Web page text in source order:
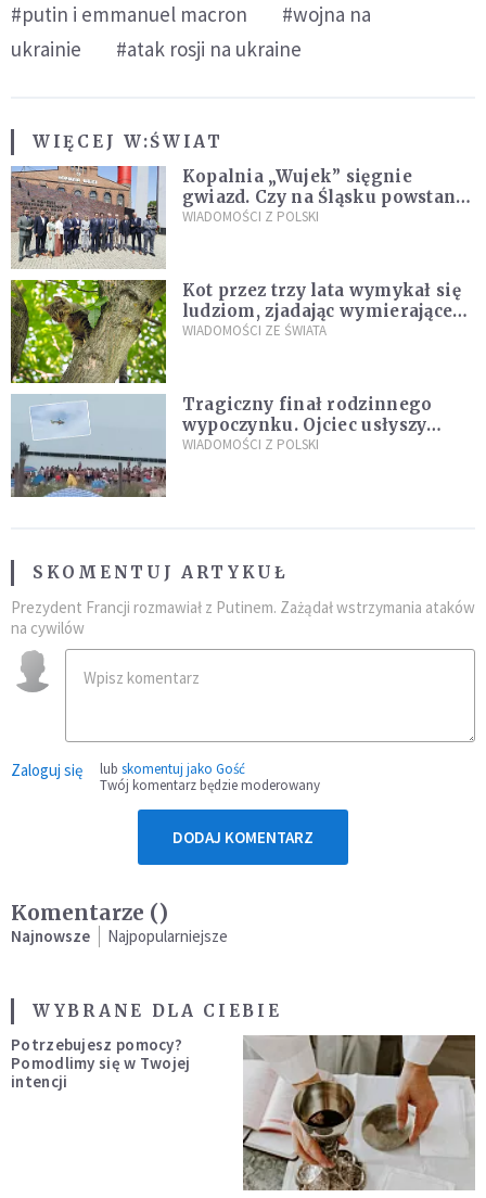
#putin i emmanuel macron
#wojna na
ukrainie
#atak rosji na ukraine
WIĘCEJ W:ŚWIAT
Kopalnia „Wujek” sięgnie
gwiazd. Czy na Śląsku powstanie
„Dolina Krzemowa”?
WIADOMOŚCI Z POLSKI
Kot przez trzy lata wymykał się
ludziom, zjadając wymierające
kaczki. W końcu popełnił
WIADOMOŚCI ZE ŚWIATA
Tragiczny finał rodzinnego
wypoczynku. Ojciec usłyszy
zarzuty
WIADOMOŚCI Z POLSKI
SKOMENTUJ ARTYKUŁ
Prezydent Francji rozmawiał z Putinem. Zażądał wstrzymania ataków
na cywilów
Zaloguj się lub skomentuj jako Gość
Twój komentarz będzie moderowany
DODAJ KOMENTARZ
Komentarze ()
Najnowsze Najpopularniejsze
WYBRANE DLA CIEBIE
Potrzebujesz pomocy?
Pomodlimy się w Twojej
intencji